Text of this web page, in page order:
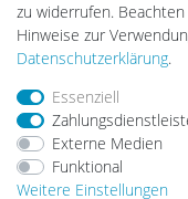
Impressum
zu widerrufen.
Hinweise zur
Daten­schutz­erklärung.
Essenziell
Externe Medien
Funktional
Weitere Einstellungen